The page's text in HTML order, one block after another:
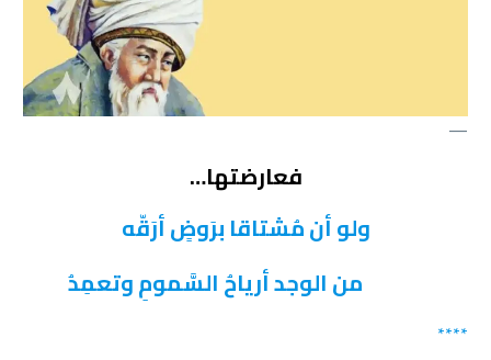
—
فعارضتها…
ولو أن مُشتاقا برَوضٍ أرَقّه
من الوجد أرياحُ السَّمومِ وتعمِدُ
****